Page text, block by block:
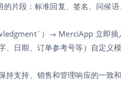
片段：标准回复、签名、问候语
）→ MerciApp 立即插
、日期、订单参考号等）自定义
支持、销售和管理响应的一致和